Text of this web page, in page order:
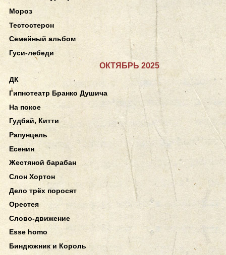
Мороз
Тестостерон
Семейный альбом
Гуси-лебеди
ОКТЯБРЬ 2025
ДК
Гипнотеатр Бранко Душича
На покое
Гудбай, Китти
Рапунцель
Есенин
Жестяной барабан
Слон Хортон
Дело трёх поросят
Орестея
Слово-движение
Esse homo
Биндюжник и Король